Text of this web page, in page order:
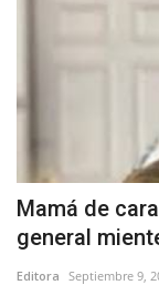
Política
Espectáculos
Mamá de
general
Editora Septiembre 9,